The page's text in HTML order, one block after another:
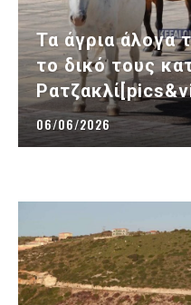
Τα άγρια άλογα
το δικό τους
06/06/2026